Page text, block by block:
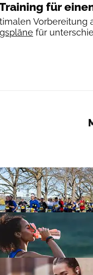
für
Vorbereitung
für